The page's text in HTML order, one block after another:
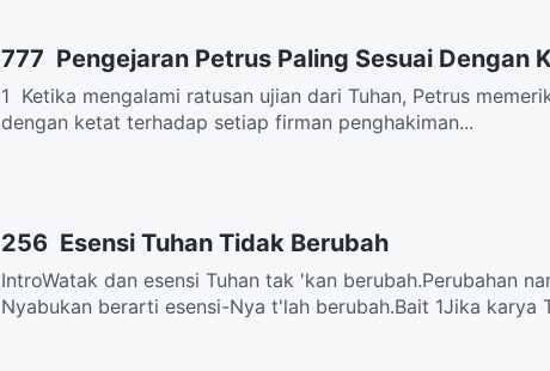
777 Pengejaran Petrus Paling Sesuai Dengan
1 Ketika mengalami ratusan ujian dari Tuhan, Petrus
dengan ketat terhadap setiap firman penghakiman...
256 Esensi Tuhan Tidak Berubah
IntroWatak dan esensi Tuhan tak 'kan berubah.Perubahan
Nyabukan berarti esensi-Nya t'lah berubah.Bait 1Jika karya